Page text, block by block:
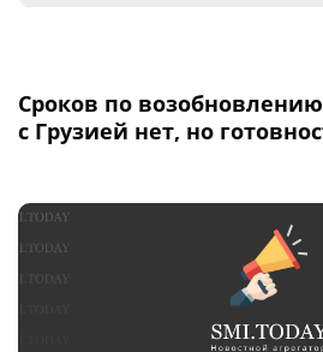
Сроков по
с Грузией нет, но